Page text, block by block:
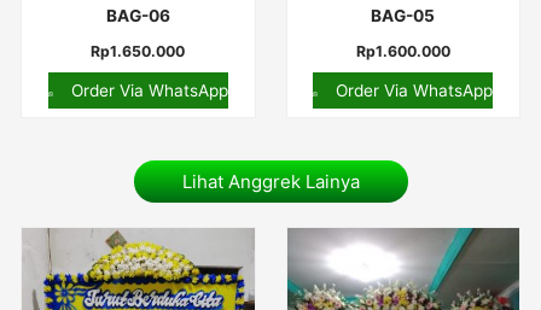
BAG-06
Rp1.650.000
Order Via WhatsApp
BAG-05
Rp1.600.000
Order Via WhatsApp
Lihat Anggrek Lainya